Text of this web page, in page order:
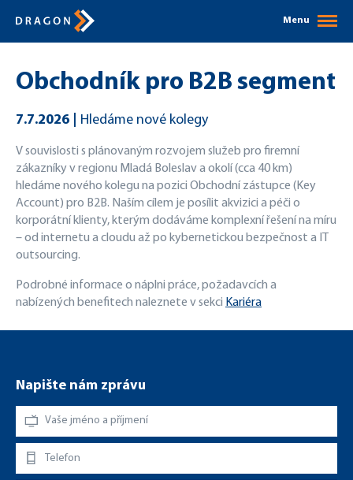
Menu
Obchodník pro B2B segment
7.7.2026 Hledáme nové kolegy
V souvislosti s plánovaným rozvojem služeb pro firemní
zákazníky v regionu Mladá Boleslav a okolí (cca 40 km)
hledáme nového kolegu na pozici Obchodní zástupce (Key
Account) pro B2B. Naším cílem je posílit akvizici a péči o
korporátní klienty, kterým dodáváme komplexní řešení na míru
– od internetu a cloudu až po kybernetickou bezpečnost a IT
outsourcing.
Podrobné informace o náplni práce, požadavcích a
nabízených benefitech naleznete v sekci Kariéra
Napište nám zprávu